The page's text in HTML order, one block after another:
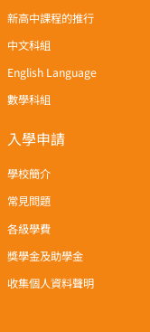
新高中課程的推行
中文科組
English Language
數學科組
入學申請
學校簡介
常見問題
各級學費
獎學金及助學金
收集個人資料聲明